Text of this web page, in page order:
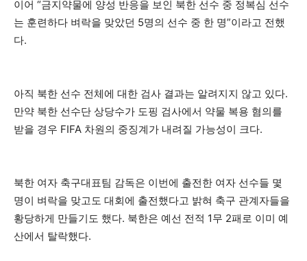
이어 “금지약물에 양성 반응을 보인 북한 선수 중 정복심 선수
는 훈련하다 벼락을 맞았던 5명의 선수 중 한 명”이라고 전했
다.
아직 북한 선수 전체에 대한 검사 결과는 알려지지 않고 있다.
만약 북한 선수단 상당수가 도핑 검사에서 약물 복용 혐의를
받을 경우 FIFA 차원의 중징계가 내려질 가능성이 크다.
북한 여자 축구대표팀 감독은 이번에 출전한 여자 선수들 몇
명이 벼락을 맞고도 대회에 출전했다고 밝혀 축구 관계자들을
황당하게 만들기도 했다. 북한은 예선 전적 1무 2패로 이미 예
산에서 탈락했다.